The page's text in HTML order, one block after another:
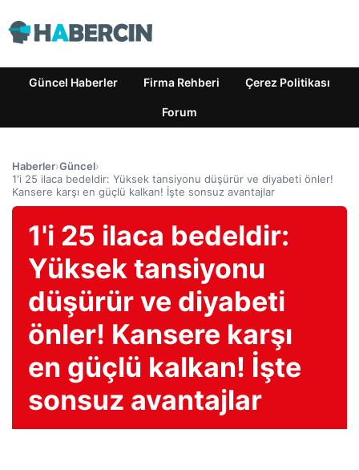
Güncel Haberler Firma Rehberi Çerez Politikası
Forum
Haberler›Güncel›
1'i 25 ilaca bedeldir: Yüksek tansiyonu düşürür ve diyabeti önler!
Kansere karşı en güçlü kalkan! İşte sonsuz avantajlar
1'i 25 ilaca bedeldir:
Yüksek tansiyonu
düşürür ve diyabeti
önler! Kansere karşı
en güçlü kalkan! İşte
sonsuz avantajlar